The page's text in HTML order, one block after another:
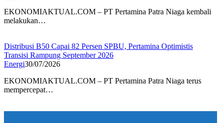
EKONOMIAKTUAL.COM – PT Pertamina Patra Niaga kembali
melakukan…
Distribusi B50 Capai 82 Persen SPBU, Pertamina Optimistis
Transisi Rampung September 2026
Energi30/07/2026
EKONOMIAKTUAL.COM – PT Pertamina Patra Niaga terus
mempercepat…